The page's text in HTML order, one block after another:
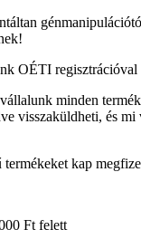
OÉTI regisztrációval
minden
visszaküldheti, és mi
kap
Ft felett